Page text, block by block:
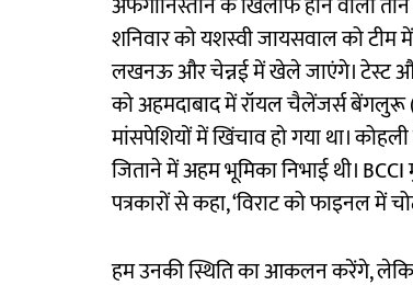
शनिवार को यशस्वी जायसवाल को टीम
लखनऊ और चेन्नई में खेले जाएंगे। टेस्ट
को अहमदाबाद में रॉयल चैलेंजर्स बेंगलुरू
मांसपेशियों में खिंचाव हो गया था।
जिताने में अहम भूमिका निभाई थी।
पत्रकारों से कहा, ‘विराट को फाइनल में
हम उनकी स्थिति का आकलन करेंगे, लेकिन